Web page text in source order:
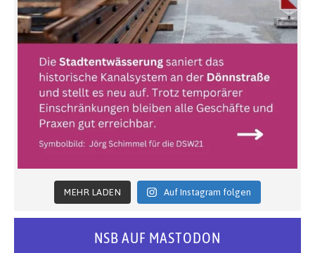
MEHR LADEN Auf Instagram folgen
NSB AUF MASTODON